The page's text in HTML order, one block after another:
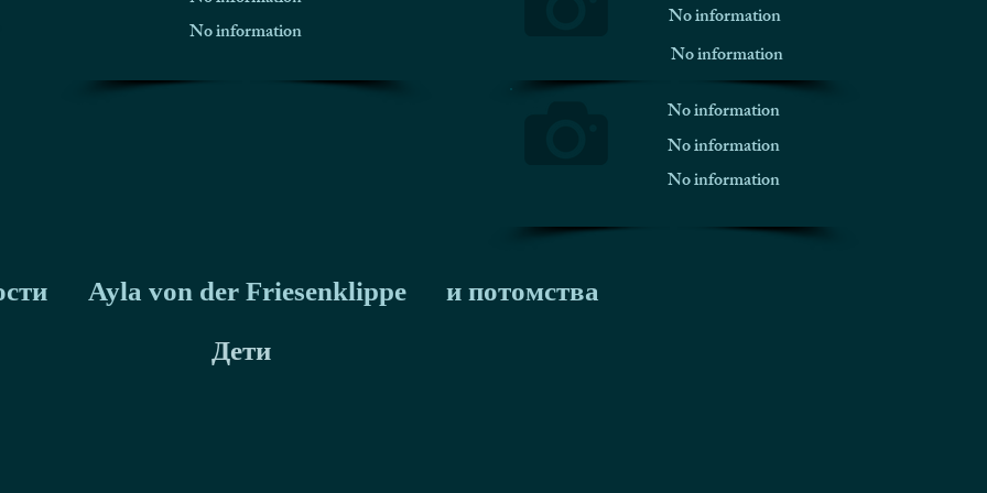
No information
No information
No information
No information
No information
No information
Ayla von der Friesenklippe и потомства
Дети